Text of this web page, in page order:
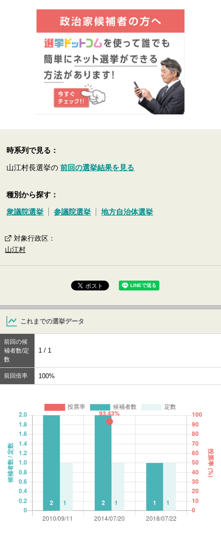
時系列で見る：
山江村長選挙の前回の選挙結果を見る
種別から探す：
衆議院選挙 参議院選挙 地方自治体選挙
対象行政区 ：
山江村
これまでの選挙データ
前回の候
補者数/定
数
1 / 1
前回倍率 100%